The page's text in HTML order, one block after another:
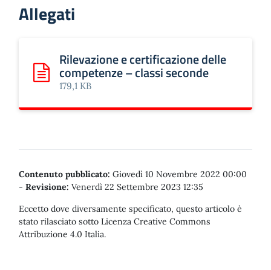
Allegati
Scarica: Rilevazione e certificazione delle competenze –
Rilevazione e certificazione delle
competenze – classi seconde
179,1 KB
Contenuto pubblicato: Giovedì 10 Novembre 2022 00:00
- Revisione: Venerdì 22 Settembre 2023 12:35
Eccetto dove diversamente specificato, questo articolo è
stato rilasciato sotto Licenza Creative Commons
Attribuzione 4.0 Italia.